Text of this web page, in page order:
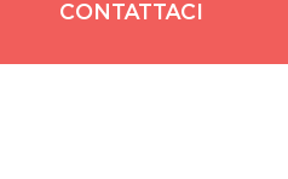
CONTATTACI